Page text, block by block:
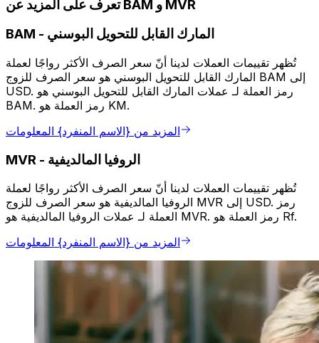
تعرف على المزيد عن BAM و MVR
BAM - المارك القابل للتحويل البوسني
تُظهر تقييمات العملات لدينا أنّ سعر الصرف الأكثر رواجًا لعملة
المارك القابل للتحويل البوسني هو سعر الصرف للزوج BAM إلى
USD. رمز العملة لـ عملات المارك القابل للتحويل البوسني هو
BAM. رمز العملة هو KM.
المزيد من {الاسم المنفرد} المعلومات
MVR - الروفيا المالديفية
تُظهر تقييمات العملات لدينا أنّ سعر الصرف الأكثر رواجًا لعملة
الروفيا المالديفية هو سعر الصرف للزوج MVR إلى USD. رمز
العملة لـ عملات الروفيا المالديفية هو MVR. رمز العملة هو Rf.
المزيد من {الاسم المنفرد} المعلومات